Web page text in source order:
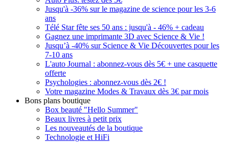
Jusqu'à -36% sur le magazine de science pour les 3-6
ans
Télé Star fête ses 50 ans : jusqu'à - 46% + cadeau
Gagnez une imprimante 3D avec Science & Vie !
Jusqu’à -40% sur Science & Vie Découvertes pour les
7-10 ans
L'auto Journal : abonnez-vous dès 5€ + une casquette
offerte
Psychologies : abonnez-vous dès 2€ !
Votre magazine Modes & Travaux dès 3€ par mois
Bons plans boutique
Box beauté "Hello Summer"
Beaux livres à petit prix
Les nouveautés de la boutique
Technologie et HiFi